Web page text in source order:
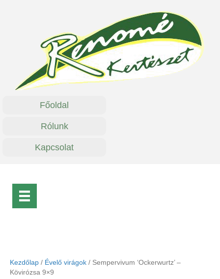
Főoldal
Rólunk
Kapcsolat
Kezdőlap / Évelő virágok / Sempervivum ‘Ockerwurtz’ –
Kövirózsa 9×9